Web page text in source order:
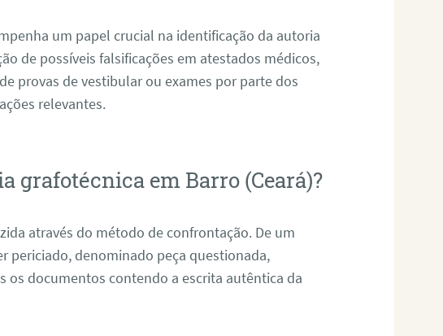
um papel crucial na identificação da autoria
de possíveis falsificações em atestados médicos,
provas de vestibular ou exames por parte dos
relevantes.
grafotécnica em Barro (Ceará)?
através do método de confrontação. De um
periciado, denominado peça questionada,
documentos contendo a escrita autêntica da